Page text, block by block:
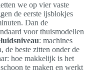
we op vier vaste
de eerste ijsblokjes
Dan de
voor thuismodellen
: machines
de beste zitten onder de
hoe makkelijk is het
te maken en werkt